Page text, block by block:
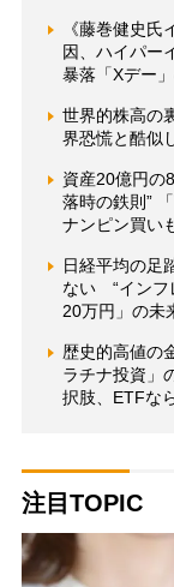
《藤巻健史
因、ハイパー
暴落「Xデー
世界的株高の
界恐慌と酷似
資産20億円の
落時の鉄則”
ナンピン買い
日経平均の足
ない “インフ
20万円」の未
歴史的高値の
ラチナ投資」
択肢、ETFな
注目TOPIC